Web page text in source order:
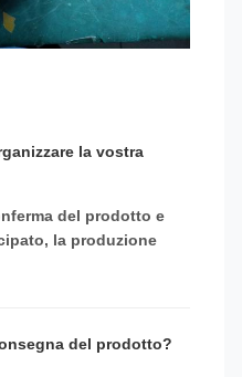
la vostra
del prodotto e
la produzione
del prodotto?